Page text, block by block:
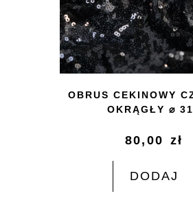
OBRUS CEKINOWY
OKRĄGŁY ⌀
80,00 zł
DODAJ